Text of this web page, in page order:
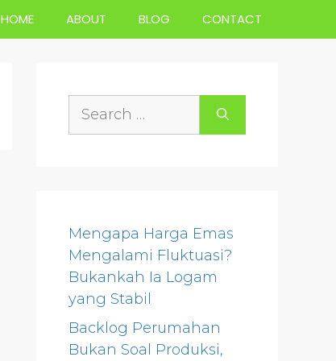
HOME ABOUT BLOG CONTACT
Search
Mengapa Harga Emas
Mengalami Fluktuasi?
Bukankah Ia Logam
yang Stabil
Backlog Perumahan
Bukan Soal Produksi,